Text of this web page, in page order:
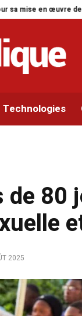
legislative.
Technologies
80
2025